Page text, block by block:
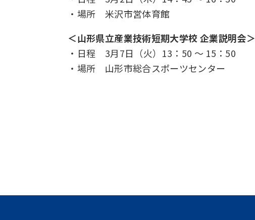
・場所 米沢市営体育館
＜山形県立産業技術短期大学校 企業説明会＞
・日程 3月7日（火）13：50 ～ 15：50
・場所 山形市総合スポーツセンター